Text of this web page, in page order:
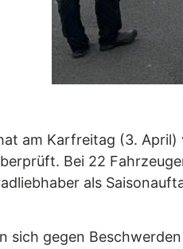
am Karfreitag (3.
Bei 22
als
sich gegen